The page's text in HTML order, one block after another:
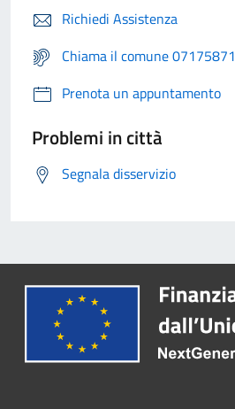
Richiedi Assistenza
Chiama il comune 07175871
Prenota un appuntamento
Problemi in città
Segnala disservizio